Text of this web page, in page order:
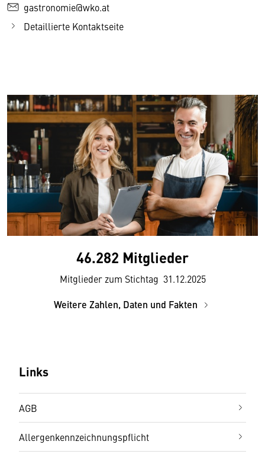
gastronomie@wko.at
Detaillierte Kontaktseite
46.282 Mitglieder
Mitglieder zum Stichtag 31.12.2025
Weitere Zahlen, Daten und Fakten
Links
AGB
Allergenkennzeichnungspflicht